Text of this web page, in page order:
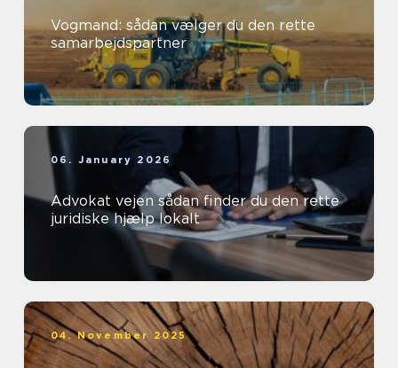
Vogmand: sådan vælger du den rette
samarbejdspartner
06. January 2026
Advokat vejen sådan finder du den rette
juridiske hjælp lokalt
04. November 2025